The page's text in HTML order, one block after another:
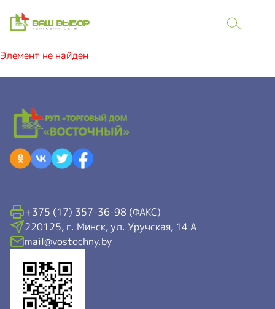
Элемент не найден
+375 (17) 357-36-98 (ФАКС)
220125, г. Минск, ул. Уручская, 14 А
mail@vostochny.by